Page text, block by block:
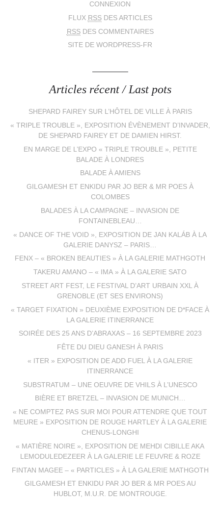
CONNEXION
FLUX RSSDES ARTICLES
RSSDES COMMENTAIRES
SITE DE WORDPRESS-FR
Articles récent / Last pots
SHEPARD FAIREY SUR L’HÔTEL DE VILLE À PARIS
« TRIPLE TROUBLE », EXPOSITION ÉVÈNEMENT D’INVADER,
DE SHEPARD FAIREY ET DE DAMIEN HIRST.
EN MARGE DE L’EXPO « TRIPLE TROUBLE », PETITE
BALADE À LONDRES
BALADE À AMIENS
GILGAMESH ET ENKIDU PAR JO BER & MR POES À
COLOMBES
BALADES À LA CAMPAGNE – INVASION DE
FONTAINEBLEAU…
« DANCE OF THE VOID », EXPOSITION DE JAN KALÁB À LA
GALERIE DANYSZ – PARIS…
FENX – « BROKEN BEAUTIES » À LA GALERIE MATHGOTH
TAKERU AMANO – « IMA » À LA GALERIE SATO
STREET ART FEST, LE FESTIVAL D’ART URBAIN XXL À
GRENOBLE (ET SES ENVIRONS)
« TARGET FIXATION » DEUXIÈME EXPOSITION DE D*FACE À
LA GALERIE ITINERRANCE
SOIRÉE DES 25 ANS D’ABRAXAS – 16 SEPTEMBRE 2023
FÊTE DU DIEU GANESH À PARIS
« ITER » EXPOSITION DE ADD FUEL À LA GALERIE
ITINERRANCE
SUBSTRATUM – UNE OEUVRE DE VHILS À L’UNESCO
BIÈRE ET BRETZEL – INVASION DE MUNICH…
« NE COMPTEZ PAS SUR MOI POUR ATTENDRE QUE TOUT
MEURE » EXPOSITION DE ROUGE HARTLEY À LA GALERIE
CHENUS-LONGHI
« MATIÈRE NOIRE », EXPOSITION DE MEHDI CIBILLE AKA
LEMODULEDEZEER À LA GALERIE LE FEUVRE & ROZE
FINTAN MAGEE – « PARTICLES » À LA GALERIE MATHGOTH
GILGAMESH ET ENKIDU PAR JO BER & MR POES AU
HUBLOT, M.U.R. DE MONTROUGE.